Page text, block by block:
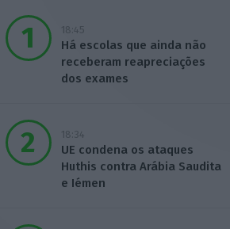
18:45
Há escolas que ainda não
receberam reapreciações
dos exames
18:34
UE condena os ataques
Huthis contra Arábia Saudita
e Iémen